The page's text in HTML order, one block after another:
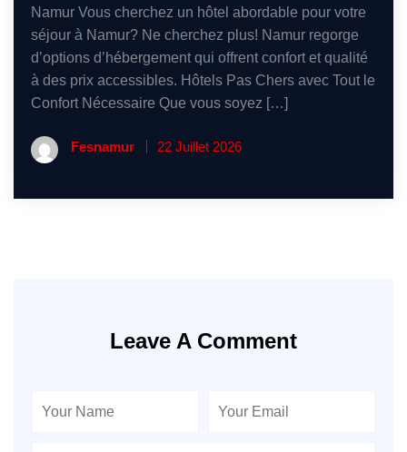
Namur Vous cherchez un hôtel abordable pour votre
séjour à Namur? Ne cherchez plus! Namur regorge
d’options d’hébergement qui offrent confort et qualité
à des prix accessibles. Hôtels Pas Chers avec Tout le
Confort Nécessaire Que vous soyez […]
Fesnamur 22 Juillet 2026
Leave A Comment